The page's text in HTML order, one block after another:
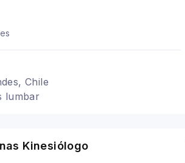
Chile
lumbar
Kinesiólogo